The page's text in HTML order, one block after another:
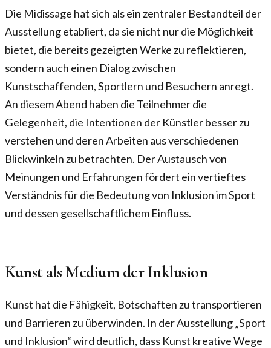
Die Midissage hat sich als ein zentraler Bestandteil der
Ausstellung etabliert, da sie nicht nur die Möglichkeit
bietet, die bereits gezeigten Werke zu reflektieren,
sondern auch einen Dialog zwischen
Kunstschaffenden, Sportlern und Besuchern anregt.
An diesem Abend haben die Teilnehmer die
Gelegenheit, die Intentionen der Künstler besser zu
verstehen und deren Arbeiten aus verschiedenen
Blickwinkeln zu betrachten. Der Austausch von
Meinungen und Erfahrungen fördert ein vertieftes
Verständnis für die Bedeutung von Inklusion im Sport
und dessen gesellschaftlichem Einfluss.
Kunst als Medium der Inklusion
Kunst hat die Fähigkeit, Botschaften zu transportieren
und Barrieren zu überwinden. In der Ausstellung „Sport
und Inklusion“ wird deutlich, dass Kunst kreative Wege